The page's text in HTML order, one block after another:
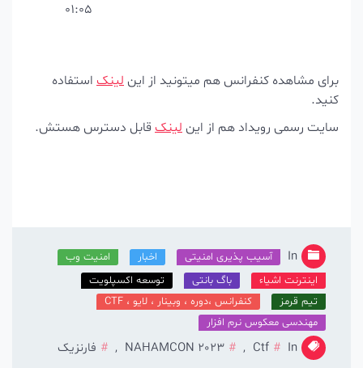
مشاهده کنفرانس هم میتونید از اینلینک استفاده
رسمی رویداد هم از اینلینک قابل دسترس هستش.
In آسیب پذیری امنیتی اخبار
امنیت وب
اینترنت اشیاء
باگ بانتی
توسعه اکسپلویت
تیم قرمز
کنفرانس ،دوره ، وبینار ، لایو ، CTF
مهندسی معکوس نرم افزار
In
Ctf
,
NAHAMCON 2023
, فارنزیک